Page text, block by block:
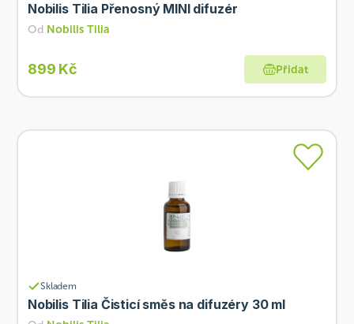
Nobilis Tilia Přenosný MINI difuzér
Od Nobilis Tilia
899 Kč Přidat
Skladem
Nobilis Tilia Čisticí směs na difuzéry 30 ml